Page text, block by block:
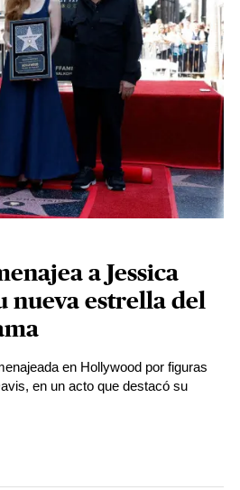
a Jessica
nueva estrella del
en Hollywood por figuras
en un acto que destacó su